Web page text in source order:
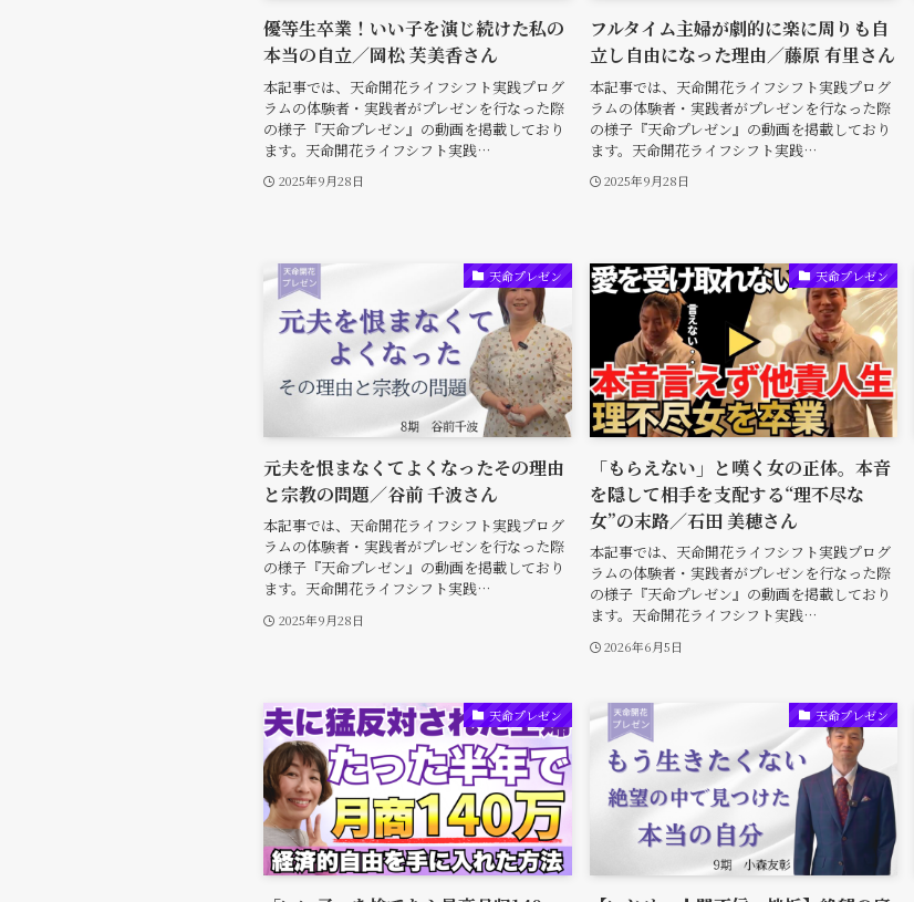
優等生卒業！いい子を演じ続けた私の
本当の自立／岡松 芙美香さん
本記事では、天命開花ライフシフト実践プログ
ラムの体験者・実践者がプレゼンを行なった際
の様子『天命プレゼン』の動画を掲載しており
ます。天命開花ライフシフト実践…
2025年9月28日
フルタイム主婦が劇的に楽に周りも自
立し自由になった理由／藤原 有里さん
本記事では、天命開花ライフシフト実践プログ
ラムの体験者・実践者がプレゼンを行なった際
の様子『天命プレゼン』の動画を掲載しており
ます。天命開花ライフシフト実践…
2025年9月28日
天命プレゼン
元夫を恨まなくてよくなったその理由
と宗教の問題／谷前 千波さん
本記事では、天命開花ライフシフト実践プログ
ラムの体験者・実践者がプレゼンを行なった際
の様子『天命プレゼン』の動画を掲載しており
ます。天命開花ライフシフト実践…
2025年9月28日
天命プレゼン
「もらえない」と嘆く女の正体。本音
を隠して相手を支配する“理不尽な
女”の末路／石田 美穂さん
本記事では、天命開花ライフシフト実践プログ
ラムの体験者・実践者がプレゼンを行なった際
の様子『天命プレゼン』の動画を掲載しており
ます。天命開花ライフシフト実践…
2026年6月5日
天命プレゼン 天命プレゼン